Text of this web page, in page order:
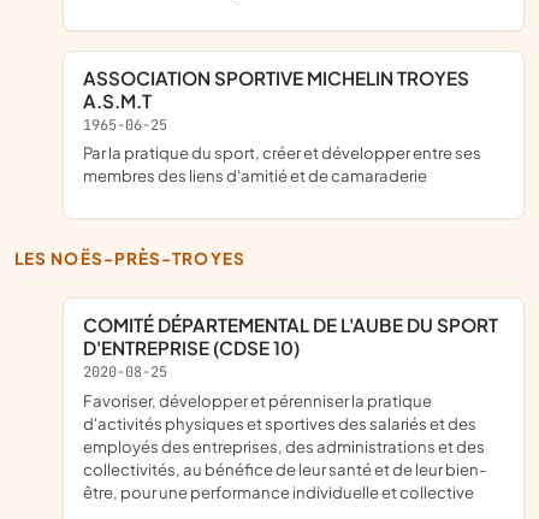
ASSOCIATION SPORTIVE MICHELIN TROYES
A.S.M.T
1965-06-25
par la pratique du sport, créer et développer entre ses
membres des liens d'amitié et de camaraderie
LES NOËS-PRÈS-TROYES
COMITÉ DÉPARTEMENTAL DE L'AUBE DU SPORT
D'ENTREPRISE (CDSE 10)
2020-08-25
favoriser, développer et pérenniser la pratique
d'activités physiques et sportives des salariés et des
employés des entreprises, des administrations et des
collectivités, au bénéfice de leur santé et de leur bien-
être, pour une performance individuelle et collective